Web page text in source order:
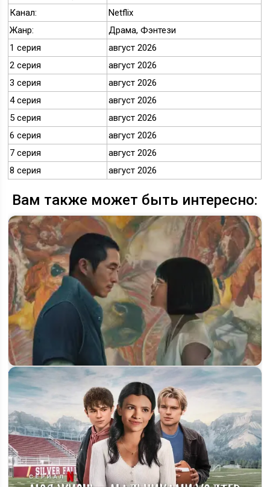
Канал:
Netflix
Жанр:
Драма, Фэнтези
1 серия
август 2026
2 серия
август 2026
3 серия
август 2026
4 серия
август 2026
5 серия
август 2026
6 серия
август 2026
7 серия
август 2026
8 серия
август 2026
Вам также может быть интересно:
Дата выхода 2 сезона «Грызни» объявлена: премьера на
Netflix